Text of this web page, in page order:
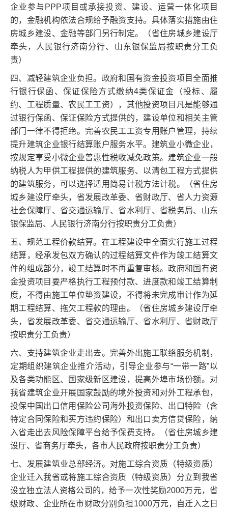
企业参与PPP项目或承接投资、建设、运营一体化项目
的，金融机构依法合规给予融资支持。具体落实措施由住
房城乡建设、金融等部门另行制定。（省住房城乡建设厅
牵头，人民银行济南分行、山东银保监局按职责分工负
责）
四、减轻建筑企业负担。政府和国有资金投资项目全面推
行银行保函、保证保险方式缴纳4类保证金（投标、履
约、工程质量、农民工工资），其他投资项目凡是能够通
过银行保函、保证保险方式提供的，建设单位和相关主管
部门一律不得拒绝。完善农民工工资专用账户管理，持续
提升建筑企业银行结算账户服务水平。建筑业小微企业，
按规定享受小微企业普惠性税收减免政策。建筑企业一般
纳税人为甲供工程提供的建筑服务、以清包工程方式提供
的建筑服务，可以选择适用简易计税方法计税。（省住房
城乡建设厅牵头，省发展改革委、省财政厅、省人力资源
社会保障厅、省交通运输厅、省水利厅、省税务局、山东
银保监局、人民银行济南分行按职责分工负责）
五、规范工程价款结算。在工程建设中全面实行施工过程
结算，经承发包双方确认的过程结算文件作为竣工结算文
件的组成部分，竣工结算时不再重复审核。政府和国有资
金投资项目要严格执行工程预付款、进度款和竣工结算制
度，不得由施工单位垫资建设，不得将未完成审计作为延
期工程结算、拖欠工程款的理由。（省住房城乡建设厅牵
头，省发展改革委、省交通运输厅、省水利厅、省财政厅
按职责分工负责）
六、支持建筑企业走出去。完善外出施工联络服务机制，
定期组织建筑企业推介活动，引导企业参与“一带一路”以
及各类功能区、国家级新区建设，提高外埠市场份额。对
我省建筑企业开展国家鼓励的境外投资和对外工程承包，
投保中国出口信用保险公司海外投资保险、出口特险（含
特定合同保险和买方违约保险）和出口卖方信贷保险，纳
入省走出去风险保障平台给予保费支持。（省住房城乡建
设厅、省商务厅牵头，各市人民政府按职责分工负责）
七、发展建筑业总部经济。对施工综合资质（特级资质）
企业迁入我省或将施工综合资质（特级资质）分立到我省
设立独立法人资格公司的，给予一次性奖励2000万元，省
级财政、企业所在市财政分别负担1000万元，自迁入之日